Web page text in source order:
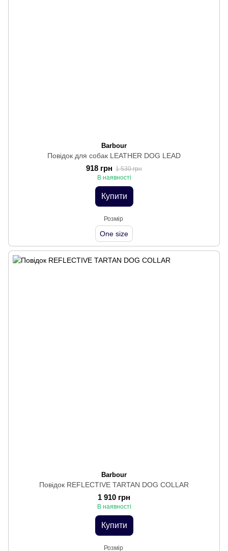
Barbour
Повідок для собак LEATHER DOG LEAD
918 грн 1 530 грн
В наявності
Купити
Розмір
One size
Barbour
Повідок REFLECTIVE TARTAN DOG COLLAR
1 910 грн
В наявності
Купити
Розмір